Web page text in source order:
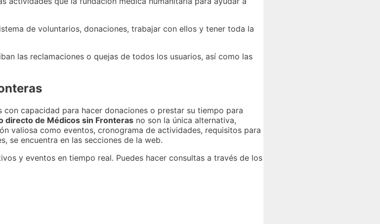
de voluntarios, donaciones, trabajar con ellos y tener toda la
las reclamaciones o quejas de todos los usuarios, así como las
capacidad para hacer donaciones o prestar su tiempo para
directo de Médicos sin Fronteras no son la única alternativa,
valiosa como eventos, cronograma de actividades, requisitos para
se encuentra en las secciones de la web.
y eventos en tiempo real. Puedes hacer consultas a través de los